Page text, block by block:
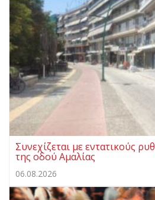
Συνεχίζεται με εντατικούς
της οδού Αμαλίας
06.08.2026